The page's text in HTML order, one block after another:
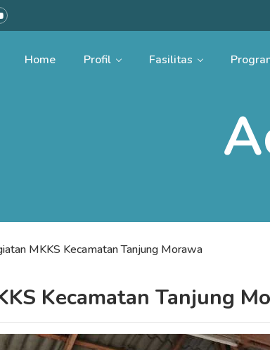
Home Profil Fasilitas
MKKS Kecamatan Tanjung Morawa
Kecamatan Tanjung